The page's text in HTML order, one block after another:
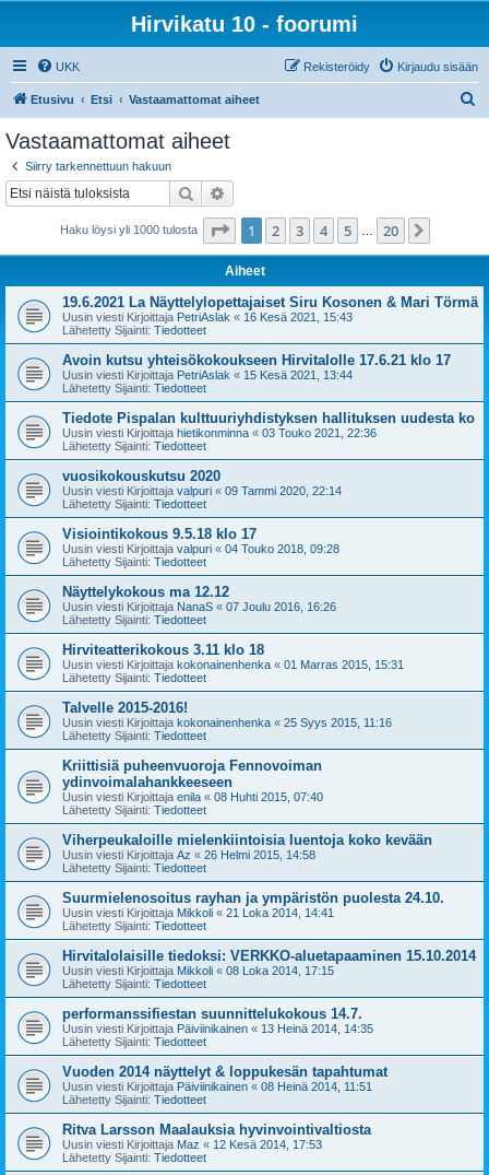
Hirvikatu 10 - foorumi
UKK Kirjaudu sisään
Rekisteröidy
Etusivu Etsi Vastaamattomat aiheet
Vastaamattomat aiheet
Siirry tarkennettuun hakuun
Etsi
Haku löysi yli 1000 tulosta Sivu /20
1 2 3 4 5 20
Aiheet
19.6.2021 La Näyttelylopettajaiset Siru Kosonen & Mari Törmä
Uusin viesti Kirjoittaja PetriAslak « 16 Kesä 2021, 15:43
Lähetetty Sijainti: Tiedotteet
Avoin kutsu yhteisökokoukseen Hirvitalolle 17.6.21 klo 17
Uusin viesti Kirjoittaja PetriAslak « 15 Kesä 2021, 13:44
Lähetetty Sijainti: Tiedotteet
Tiedote Pispalan kulttuuriyhdistyksen hallituksen uudesta ko
Uusin viesti Kirjoittaja hietikonminna « 03 Touko 2021, 22:36
Lähetetty Sijainti: Tiedotteet
vuosikokouskutsu 2020
Uusin viesti Kirjoittaja valpuri « 09 Tammi 2020, 22:14
Lähetetty Sijainti: Tiedotteet
Visiointikokous 9.5.18 klo 17
Uusin viesti Kirjoittaja valpuri « 04 Touko 2018, 09:28
Lähetetty Sijainti: Tiedotteet
Näyttelykokous ma 12.12
Uusin viesti Kirjoittaja NanaS « 07 Joulu 2016, 16:26
Lähetetty Sijainti: Tiedotteet
Hirviteatterikokous 3.11 klo 18
Uusin viesti Kirjoittaja kokonainenhenka « 01 Marras 2015, 15:31
Lähetetty Sijainti: Tiedotteet
Talvelle 2015-2016!
Uusin viesti Kirjoittaja kokonainenhenka « 25 Syys 2015, 11:16
Lähetetty Sijainti: Tiedotteet
Kriittisiä puheenvuoroja Fennovoiman
ydinvoimalahankkeeseen
Uusin viesti Kirjoittaja enila « 08 Huhti 2015, 07:40
Lähetetty Sijainti: Tiedotteet
Viherpeukaloille mielenkiintoisia luentoja koko kevään
Uusin viesti Kirjoittaja Az « 26 Helmi 2015, 14:58
Lähetetty Sijainti: Tiedotteet
Suurmielenosoitus rayhan ja ympäristön puolesta 24.10.
Uusin viesti Kirjoittaja Mikkoli « 21 Loka 2014, 14:41
Lähetetty Sijainti: Tiedotteet
Hirvitalolaisille tiedoksi: VERKKO-aluetapaaminen 15.10.2014
Uusin viesti Kirjoittaja Mikkoli « 08 Loka 2014, 17:15
Lähetetty Sijainti: Tiedotteet
performanssifiestan suunnittelukokous 14.7.
Uusin viesti Kirjoittaja Päiviinikainen « 13 Heinä 2014, 14:35
Lähetetty Sijainti: Tiedotteet
Vuoden 2014 näyttelyt & loppukesän tapahtumat
Uusin viesti Kirjoittaja Päiviinikainen « 08 Heinä 2014, 11:51
Lähetetty Sijainti: Tiedotteet
Ritva Larsson Maalauksia hyvinvointivaltiosta
Uusin viesti Kirjoittaja Maz « 12 Kesä 2014, 17:53
Lähetetty Sijainti: Tiedotteet